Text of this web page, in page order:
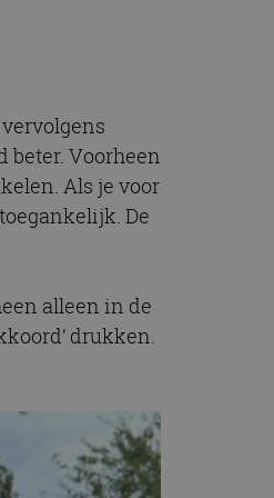
beter. Voorheen
Als je voor
De
alleen in de
drukken.